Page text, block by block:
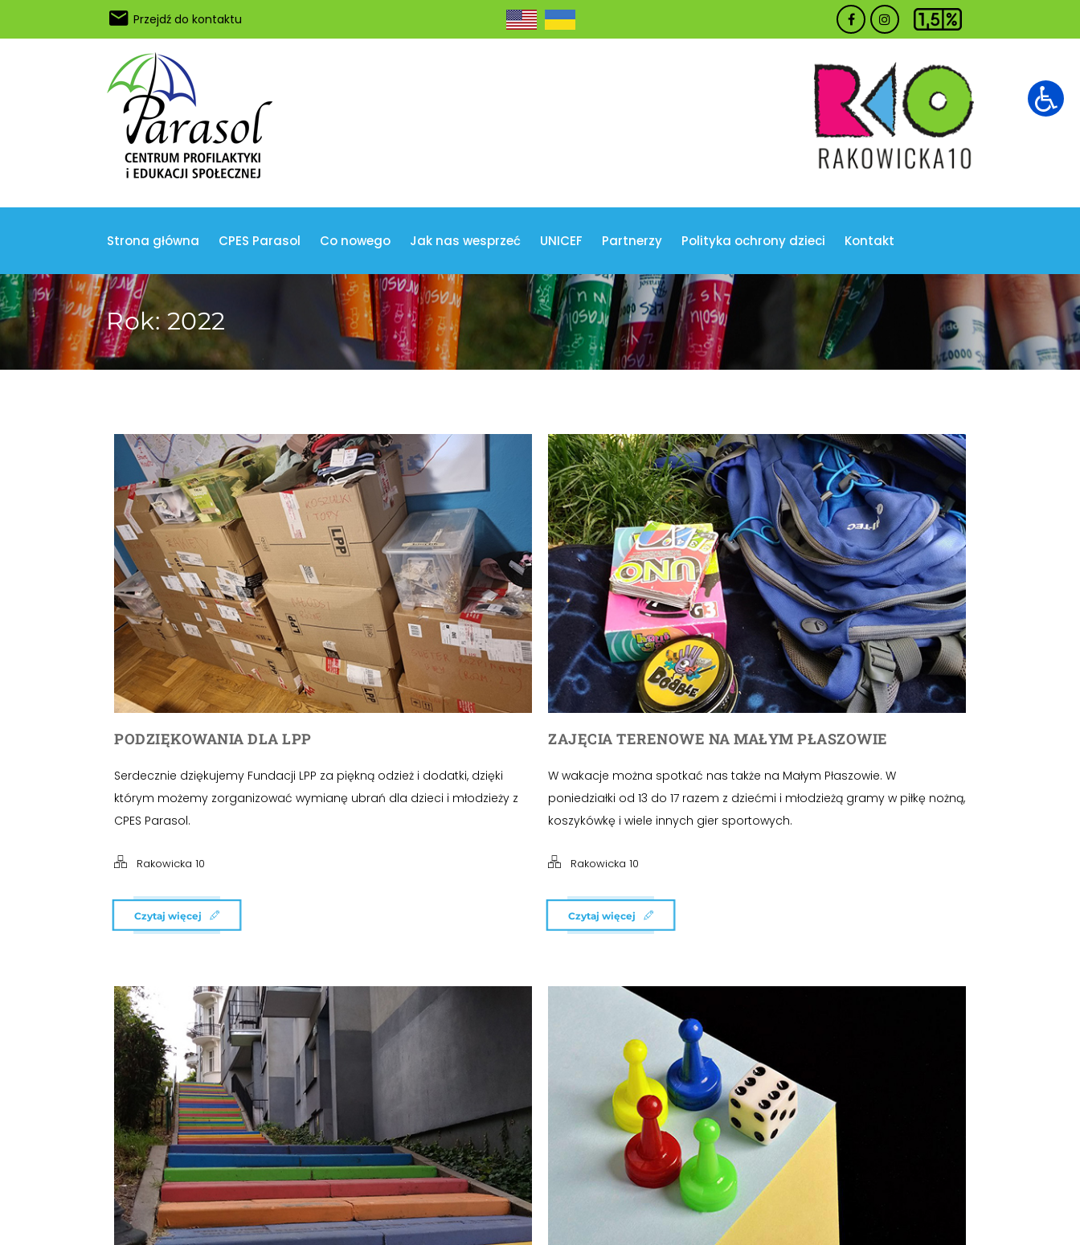
Przejdź do kontaktu
Strona główna CPES Parasol Co nowego Jak nas wesprzeć UNICEF Partnerzy Polityka ochrony dzieci Kontakt
Rok:2022
PODZIĘKOWANIA DLA LPP
Serdecznie dziękujemy Fundacji LPP za piękną odzież i dodatki, dzięki
którym możemy zorganizować wymianę ubrań dla dzieci i młodzieży z
CPES Parasol.
Rakowicka 10
Czytaj więcej
ZAJĘCIA TERENOWE NA MAŁYM PŁASZOWIE
W wakacje można spotkać nas także na Małym Płaszowie. W
poniedziałki od 13 do 17 razem z dziećmi i młodzieżą gramy w piłkę nożną,
koszykówkę i wiele innych gier sportowych.
Rakowicka 10
Czytaj więcej